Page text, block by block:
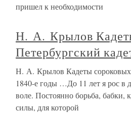
пришел к необходимости
Н. А. Крылов
Петербургский
Н. А. Крылов Кадеты сороковых
1840-е годы …До 11 лет я рос в
воле. Постоянно борьба, бабки,
силы, для которой